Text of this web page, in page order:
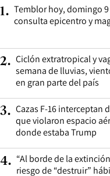
1. Temblor hoy, domingo
consulta epicentro y
2. Ciclón extratropical y
semana de lluvias,
en gran parte del país
3. Cazas F-16 interceptan
que violaron espacio
donde estaba Trump
4. “Al borde de la
riesgo de “destruir”